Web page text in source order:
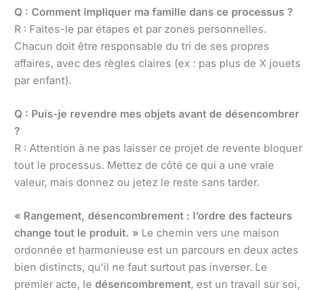
Q : Comment impliquer ma famille dans ce processus ?
R : Faites-le par étapes et par zones personnelles.
Chacun doit être responsable du tri de ses propres
affaires, avec des règles claires (ex : pas plus de X jouets
par enfant).
Q : Puis-je revendre mes objets avant de désencombrer
?
R : Attention à ne pas laisser ce projet de revente bloquer
tout le processus. Mettez de côté ce qui a une vraie
valeur, mais donnez ou jetez le reste sans tarder.
« Rangement, désencombrement : l’ordre des facteurs
change tout le produit. » Le chemin vers une maison
ordonnée et harmonieuse est un parcours en deux actes
bien distincts, qu’il ne faut surtout pas inverser. Le
premier acte, le désencombrement, est un travail sur soi,